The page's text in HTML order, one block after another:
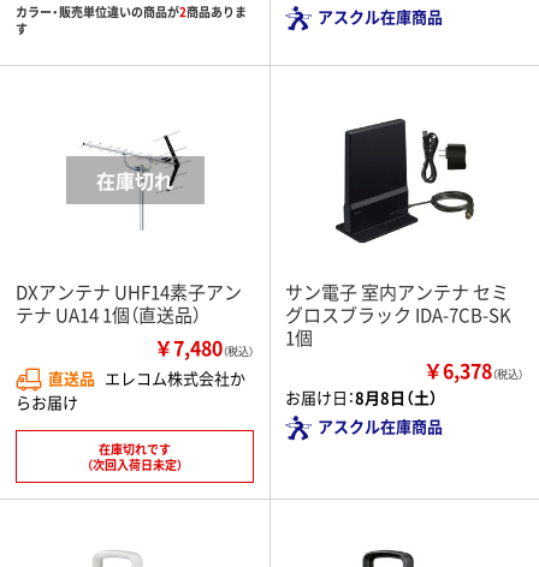
カラー・販売単位違いの商品が2商品ありま
す
アスクル在庫商品
DXアンテナ UHF14素子アン
テナ UA14 1個（直送品）
￥7,480（税込）
直送品 エレコム株式会社か
らお届け
在庫切れです
（次回入荷日未定）
サン電子 室内アンテナ セミ
グロスブラック IDA-7CB-SK
1個
￥6,378（税込）
お届け日：8月8日（土）
アスクル在庫商品